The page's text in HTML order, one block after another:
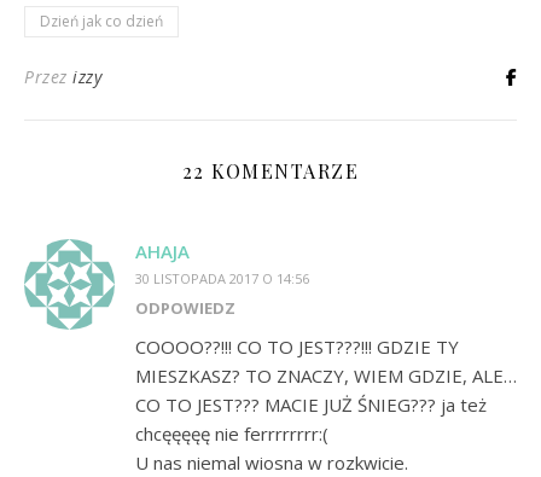
Dzień jak co dzień
Przez izzy
22 KOMENTARZE
AHAJA
30 LISTOPADA 2017 O 14:56
ODPOWIEDZ
COOOO??!!! CO TO JEST???!!! GDZIE TY
MIESZKASZ? TO ZNACZY, WIEM GDZIE, ALE…
CO TO JEST??? MACIE JUŻ ŚNIEG??? ja też
chcęęęęę nie ferrrrrrrr:(
U nas niemal wiosna w rozkwicie.